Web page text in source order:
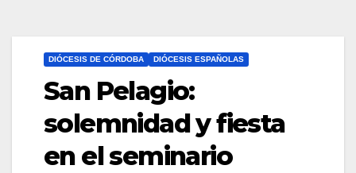
DIÓCESIS DE CÓRDOBA DIÓCESIS ESPAÑOLAS
San Pelagio:
solemnidad y fiesta
en el seminario